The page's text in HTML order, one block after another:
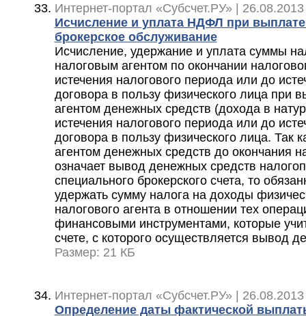
Интернет-портал «Субсчет.РУ» |
Исчисление и уплата НДФЛ при
брокерское обслуживание
Исчисление, удержание и уплата суммы
налоговым агентом по окончании
истечения налогового периода или до
договора в пользу физического лица при
агентом денежных средств (дохода в
истечения налогового периода или до
договора в пользу физического лица. Так
агентом денежных средств до окончания
означает вывод денежных средств
специального брокерского счета, то
удержать сумму налога на доходы
налогового агента в отношении тех
финансовыми инструментами, которые
счете, с которого осуществляется вывод
Размер: 21 КБ
Интернет-портал «Субсчет.РУ» |
Определение даты фактической